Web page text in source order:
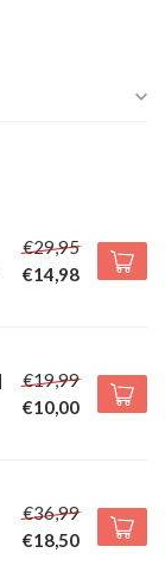
€29,95
€14,98
€19,99
€10,00
€36,99
€18,50